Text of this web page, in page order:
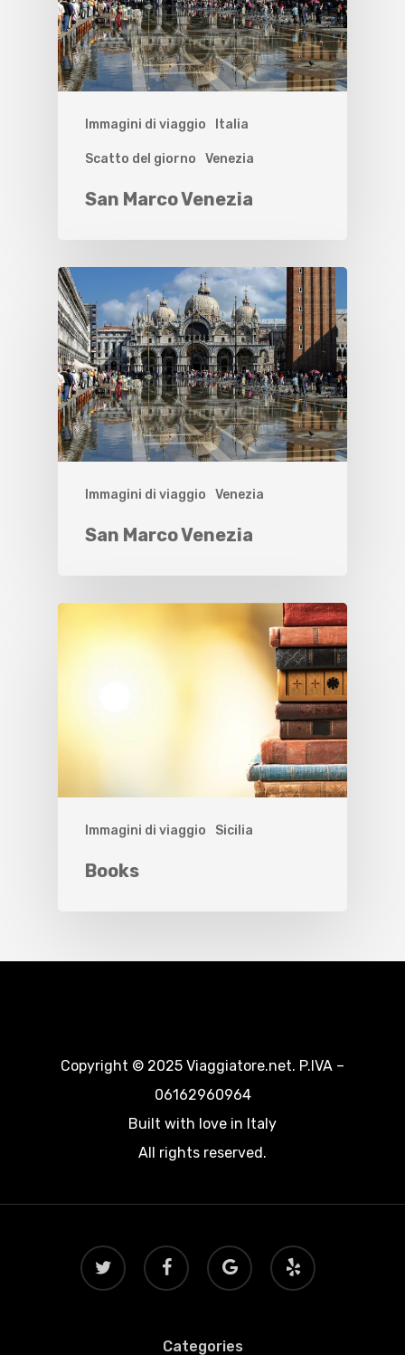
Immagini di viaggio Italia
Scatto del giorno Venezia
San Marco Venezia
Immagini di viaggio Venezia
San Marco Venezia
Immagini di viaggio Sicilia
Books
Copyright © 2025 Viaggiatore.net. P.IVA –
06162960964
Built with love in Italy
All rights reserved.
twitter facebook
google-
plus
yelp
Categories